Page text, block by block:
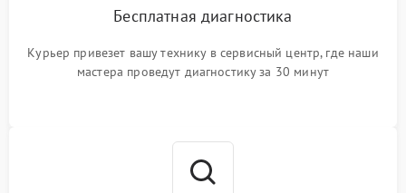
Бесплатная диагностика
Курьер привезет вашу технику в сервисный центр, где наши
мастера проведут диагностику за 30 минут